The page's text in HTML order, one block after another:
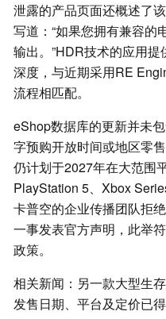
泄露的产品页面还概述了
写道：“如果您拥有兼容的
输出。”HDR技术的应用
深度，与近期采用RE
流程相匹配。
eShop数据库的更新并未
字预购开放时间或地区零
仍计划于2027年在大范围
PlayStation 5、Xbox
卡普空的企业传播团队拒
一事发表官方声明，此举
政策。
相关新闻：另一款大型生
发售日期、平台及定价已得